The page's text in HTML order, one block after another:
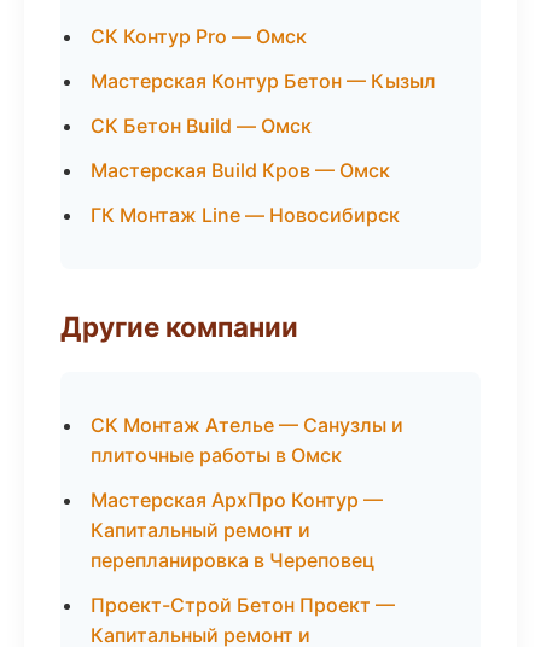
СК Контур Pro — Омск
Мастерская Контур Бетон — Кызыл
СК Бетон Build — Омск
Мастерская Build Кров — Омск
ГК Монтаж Line — Новосибирск
Другие компании
СК Монтаж Ателье — Санузлы и
плиточные работы в Омск
Мастерская АрхПро Контур —
Капитальный ремонт и
перепланировка в Череповец
Проект-Строй Бетон Проект —
Капитальный ремонт и